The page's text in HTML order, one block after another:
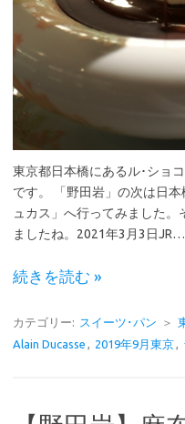
東京都日本橋にあるル･ショ
です。 「野田岩」の次は日
ュカス」へ行ってみました
ましたね。2021年3月3日JR…
続きを読む »
カテゴリー: スイーツ･パン ＞
Alain Ducasse , 2019年9月東京,